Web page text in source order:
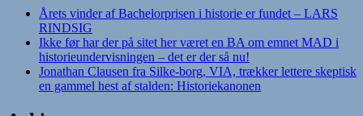
Årets vinder af Bachelorprisen i historie er fundet – LARS
RINDSIG
Ikke før har der på sitet her været en BA om emnet MAD i
historieundervisningen – det er der så nu!
Jonathan Clausen fra Silke-borg, VIA, trækker lettere skeptisk
en gammel hest af stalden: Historiekanonen